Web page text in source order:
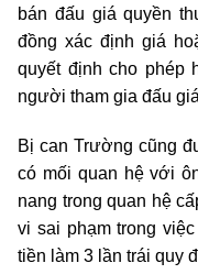
bán đấu giá quyền
đồng xác định giá
quyết định cho phép
người tham gia đấu
Bị can Trường cũng
có mối quan hệ với
nang trong quan hệ
vi sai phạm trong
tiền làm 3 lần trái quy